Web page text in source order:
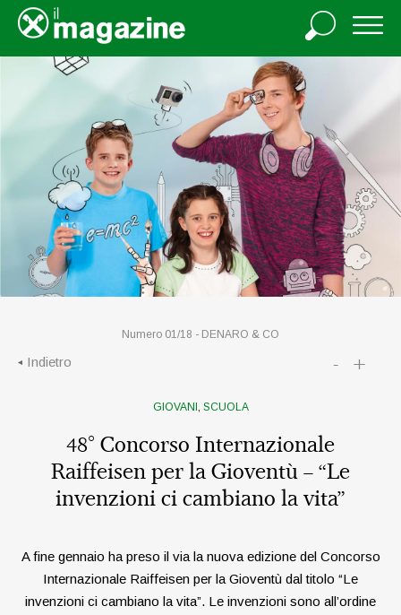
Numero 01/18 - DENARO & CO
Indietro - +
GIOVANI , SCUOLA
48° Concorso Internazionale
Raiffeisen per la Gioventù – “Le
invenzioni ci cambiano la vita”
A fine gennaio ha preso il via la nuova edizione del Concorso
­Internazionale Raiffeisen per la Gioventù dal titolo “Le
invenzioni ci cambiano la vita”. Le invenzioni sono all’ordine